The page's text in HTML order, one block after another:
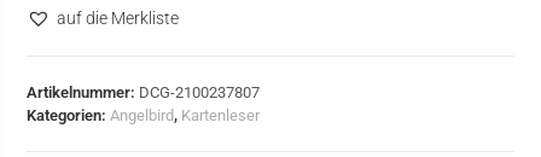
auf die Merkliste
Artikelnummer: DCG-2100237807
Kategorien:Angelbird, Kartenleser